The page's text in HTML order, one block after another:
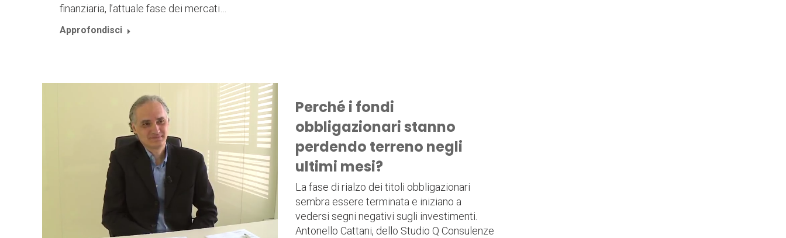
finanziaria, l’attuale fase dei mercati…
Approfondisci
Perché i fondi
obbligazionari stanno
perdendo terreno negli
ultimi mesi?
La fase di rialzo dei titoli obbligazionari
sembra essere terminata e iniziano a
vedersi segni negativi sugli investimenti.
Antonello Cattani, dello Studio Q Consulenze